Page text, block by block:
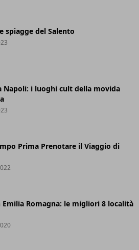
spiagge del Salento
Napoli: i luoghi cult della movida
Prima Prenotare il Viaggio di
Emilia Romagna: le migliori 8 località